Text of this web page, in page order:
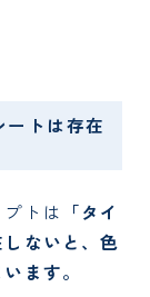
トは存在
トは 「タイ
ないと、色
ます。